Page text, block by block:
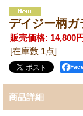
デイジー柄ガ
販売価格: 14,800円
[在庫数 1点]
商品詳細